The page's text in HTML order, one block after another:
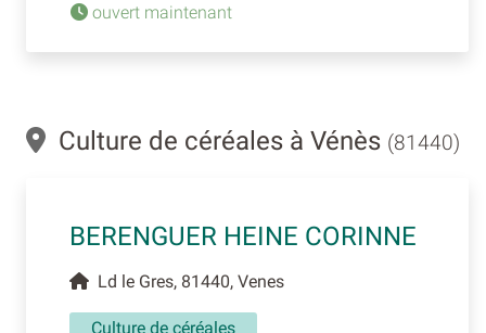
ouvert maintenant
Culture de céréales à Vénès (81440)
BERENGUER HEINE CORINNE
Ld le Gres, 81440, Venes
Culture de céréales